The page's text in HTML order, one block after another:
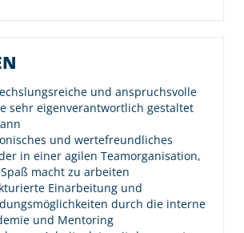
und anspruchsvolle
sehr eigenverantwortlich gestaltet
und wertefreundliches
in einer agilen Teamorganisation,
macht zu arbeiten
Einarbeitung und
durch die interne
und Mentoring